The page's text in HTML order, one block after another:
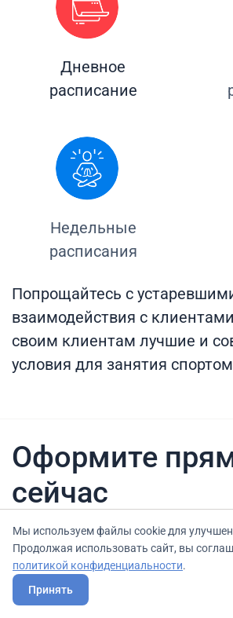
Дневное
расписание
Недельные
расписания
Попрощайтесь с
взаимодействия с
своим клиентам лучшие и
условия для занятия
Оформите
сейчас
Нашли вариант выгоднее?
об этом, и мы подберем для
Мы используем файлы cookie для
Продолжая использовать сайт, вы
политикой конфиденциальности.
Принять